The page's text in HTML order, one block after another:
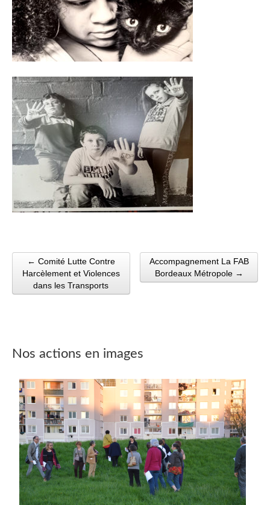
Post navigation
← Comité Lutte Contre
Harcèlement et Violences
dans les Transports
Accompagnement La FAB
Bordeaux Métropole →
Nos actions en images